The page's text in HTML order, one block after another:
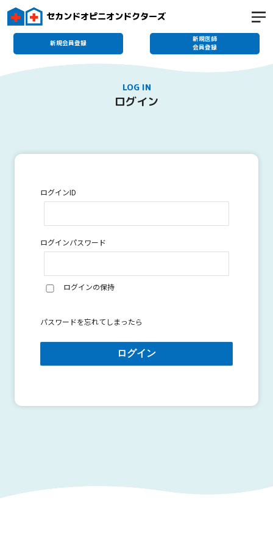
セカンドオピニオンドクターズ
新規会員登録
新規医師
会員登録
LOG IN
ログイン
ログインID
ログインパスワード
ログインの保持
パスワードを忘れてしまったら
ログイン